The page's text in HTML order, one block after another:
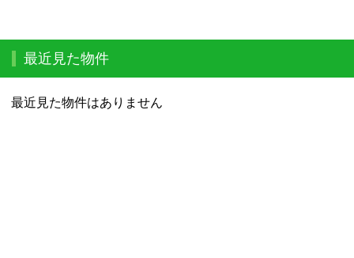
最近見た物件
最近見た物件はありません